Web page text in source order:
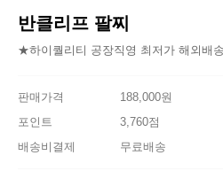
반클리프 팔찌
★하이퀄리티 공장직영 최저가 해외배
판매가격
188,000원
포인트
3,760점
배송비결제
무료배송